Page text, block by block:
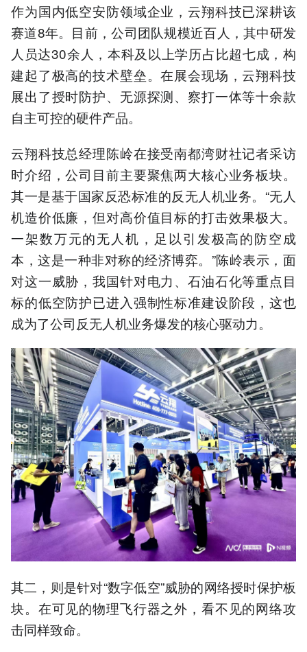
作为国内低空安防领域企业，云翔科技已深耕该
赛道8年。目前，公司团队规模近百人，其中研发
人员达30余人，本科及以上学历占比超七成，构
建起了极高的技术壁垒。在展会现场，云翔科技
展出了授时防护、无源探测、察打一体等十余款
自主可控的硬件产品。
云翔科技总经理陈岭在接受南都湾财社记者采访
时介绍，公司目前主要聚焦两大核心业务板块。
其一是基于国家反恐标准的反无人机业务。“无人
机造价低廉，但对高价值目标的打击效果极大。
一架数万元的无人机，足以引发极高的防空成
本，这是一种非对称的经济博弈。”陈岭表示，面
对这一威胁，我国针对电力、石油石化等重点目
标的低空防护已进入强制性标准建设阶段，这也
成为了公司反无人机业务爆发的核心驱动力。
其二，则是针对“数字低空”威胁的网络授时保护板
块。在可见的物理飞行器之外，看不见的网络攻
击同样致命。